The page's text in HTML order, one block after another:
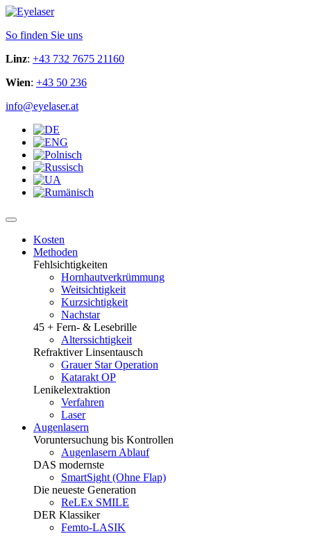
So finden Sie uns
Linz: +43 732 7675 21160
Wien: +43 50 236
info@eyelaser.at
Kosten
Methoden
Fehlsichtigkeiten
Hornhautverkrümmung
Weitsichtigkeit
Kurzsichtigkeit
Nachstar
45 + Fern- & Lesebrille
Alterssichtigkeit
Refraktiver Linsentausch
Grauer Star Operation
Katarakt OP
Lenikelextraktion
Verfahren
Laser
Augenlasern
Voruntersuchung bis Kontrollen
Augenlasern Ablauf
DAS modernste
SmartSight (Ohne Flap)
Die neueste Generation
ReLEx SMILE
DER Klassiker
Femto-LASIK